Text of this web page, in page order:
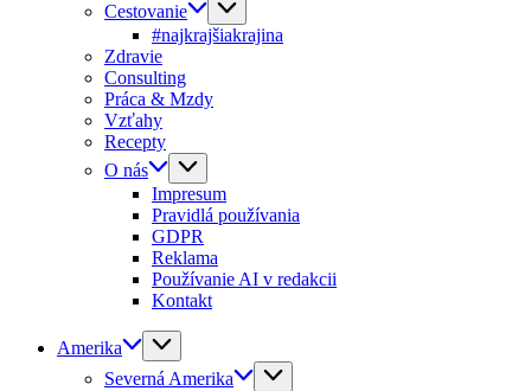
Cestovanie
#najkrajšiakrajina
Zdravie
Consulting
Práca & Mzdy
Vzťahy
Recepty
O nás
Impresum
Pravidlá používania
GDPR
Reklama
Používanie AI v redakcii
Kontakt
Amerika
Severná Amerika